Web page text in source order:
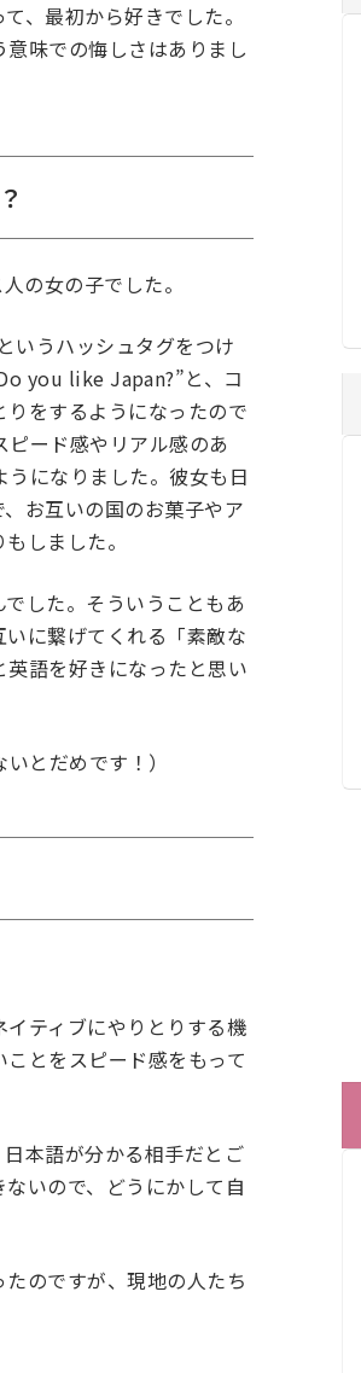
、最初から好きでした。
味での悔しさはありまし
の女の子でした。
いうハッシュタグをつけ
you like Japan?”と、コ
をするようになったので
ード感やリアル感のあ
になりました。彼女も日
お互いの国のお菓子やア
しました。
した。そういうこともあ
に繋げてくれる「素敵な
語を好きになったと思い
とだめです！）
ティブにやりとりする機
とをスピード感をもって
本語が分かる相手だとご
いので、どうにかして自
のですが、現地の人たち